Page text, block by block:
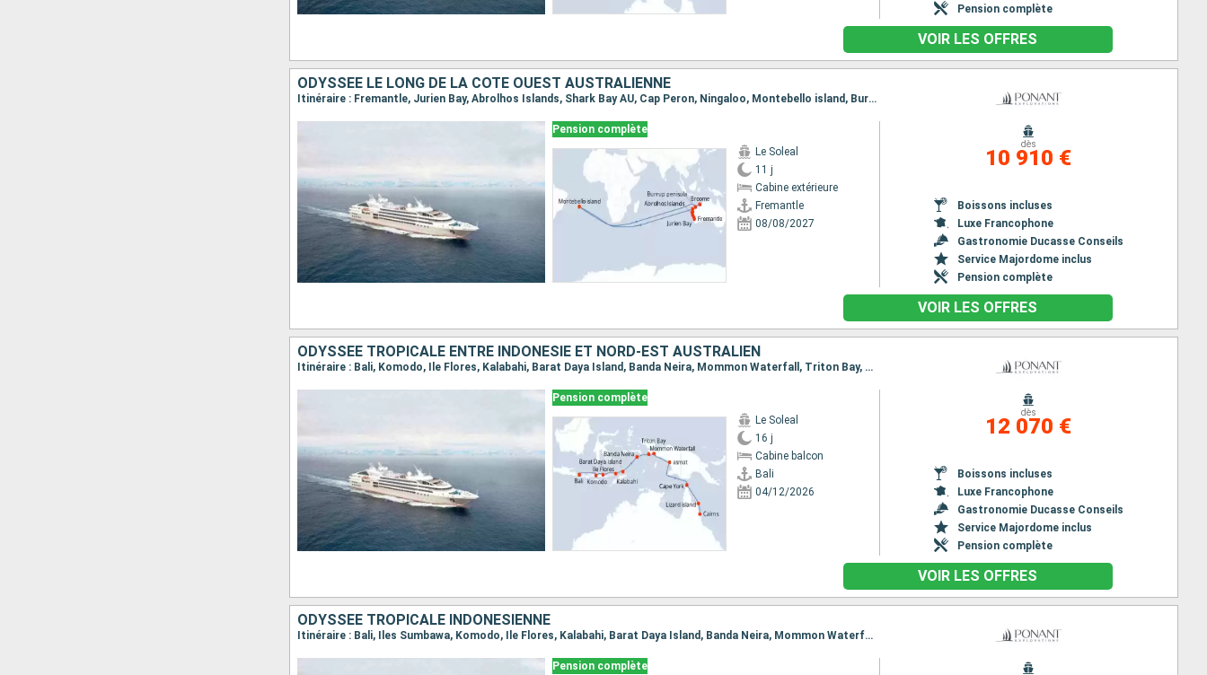
Pension complète
VOIR LES OFFRES
ODYSSÉE LE LONG DE LA CÔTE OUEST AUSTRALIENNE
Itinéraire : Fremantle, Jurien Bay, Abrolhos Islands, Shark Bay AU, Cap Peron, Ningaloo, Montebello island, Burrup penisula, Broome
Pension complète
Le Soleal
11 j
Cabine extérieure
Fremantle
08/08/2027
dès
10 910 €
Boissons incluses
Luxe Francophone
Gastronomie Ducasse Conseils
Service Majordome inclus
Pension complète
VOIR LES OFFRES
ODYSSÉE TROPICALE ENTRE INDONÉSIE ET NORD-EST AUSTRALIEN
Itinéraire : Bali, Komodo, Ile Flores, Kalabahi, Barat Daya Island, Banda Neira, Mommon Waterfall, Triton Bay, asmat, Cape York, Lizard island, Cairns
Pension complète
Le Soleal
16 j
Cabine balcon
Bali
04/12/2026
dès
12 070 €
Boissons incluses
Luxe Francophone
Gastronomie Ducasse Conseils
Service Majordome inclus
Pension complète
VOIR LES OFFRES
ODYSSÉE TROPICALE INDONÉSIENNE
Itinéraire : Bali, Iles Sumbawa, Komodo, Ile Flores, Kalabahi, Barat Daya Island, Banda Neira, Mommon Waterfall, Triton Bay, Kei Islands, Dili, Darwin
Pension complète